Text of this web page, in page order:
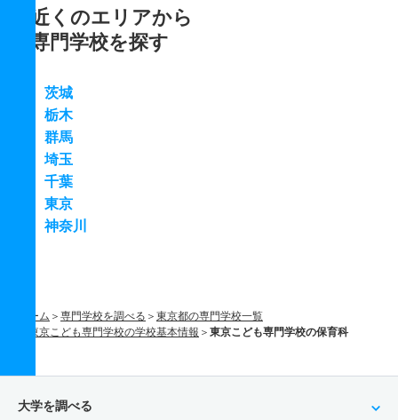
近くのエリアから
専門学校を探す
茨城
栃木
群馬
埼玉
千葉
東京
神奈川
ホーム 専門学校を調べる
東京都の専門学校一覧
東京こども専門学校の学校基本情報
東京こども専門学校の保育科
大学を調べる